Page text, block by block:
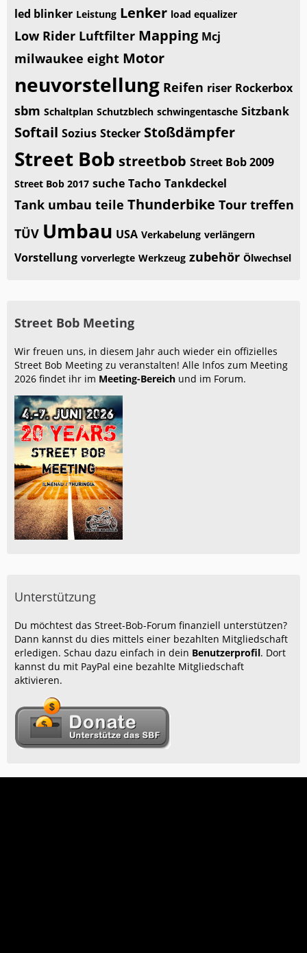
led blinker Leistung Lenker load equalizer
Low Rider Luftfilter Mapping Mcj
milwaukee eight Motor
neuvorstellung Reifen riser Rockerbox
sbm Schaltplan Schutzblech schwingentasche Sitzbank
Softail Sozius Stecker Stoßdämpfer
Street Bob streetbob Street Bob 2009
Street Bob 2017 suche Tacho Tankdeckel
Tank umbau teile Thunderbike Tour treffen
TÜV Umbau USA Verkabelung verlängern
Vorstellung vorverlegte Werkzeug zubehör Ölwechsel
Street Bob Meeting
Wir freuen uns, in diesem Jahr auch wieder ein offizielles
Street Bob Meeting zu veranstalten! Alle Infos zum Meeting
2026 findet ihr im Meeting-Bereich und im Forum.
Unterstützung
Du möchtest das Street-Bob-Forum finanziell unterstützen?
Dann kannst du dies mittels einer bezahlten Mitgliedschaft
erledigen. Schau dazu einfach in dein Benutzerprofil. Dort
kannst du mit PayPal eine bezahlte Mitgliedschaft
aktivieren.